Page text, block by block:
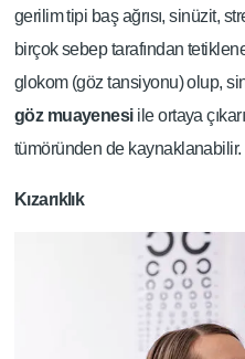
gerilim tipi baş ağrısı, sinüzit,
birçok sebep tarafından
glokom (göz tansiyonu) olup,
göz muayenesi ile ortaya
tümöründen de kaynaklanabilir.
Kızarıklık